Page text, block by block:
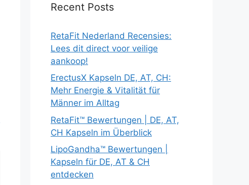
Recent Posts
RetaFit Nederland Recensies:
Lees dit direct voor veilige
aankoop!
ErectusX Kapseln DE, AT, CH:
Mehr Energie & Vitalität für
Männer im Alltag
RetaFit™ Bewertungen | DE, AT,
CH Kapseln im Überblick
LipoGandha™ Bewertungen |
Kapseln für DE, AT & CH
entdecken